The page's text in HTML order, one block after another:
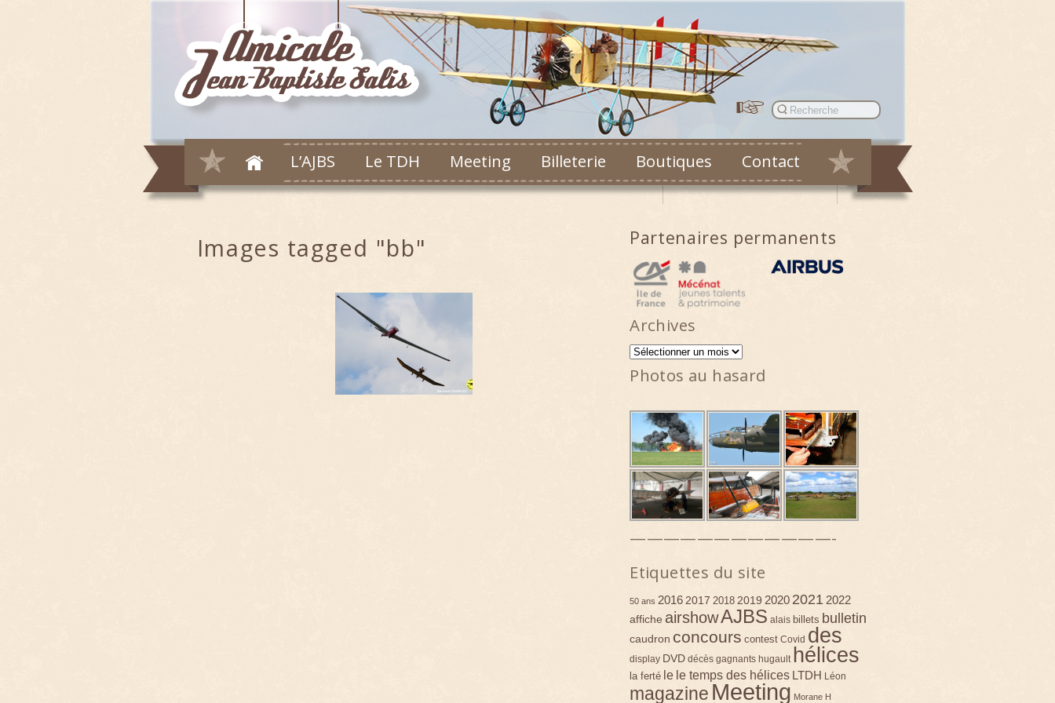
L’AJBS Le TDH Meeting Billeterie Boutiques Contact
Images tagged "bb" Partenaires permanents
Archives
Archives
Photos au hasard
————————————-
Etiquettes du site
50 ans 2016 2017 2018 2019 2020 2021 2022
affiche airshowAJBS alais billets bulletin
caudron concours contest Covid des
display DVD décès gagnants hugault hélices
la ferté le le temps des hélices LTDH Léon
magazine Meeting Morane H